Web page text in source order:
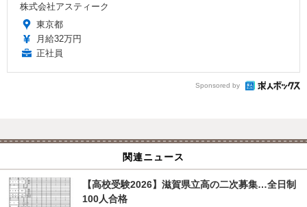
株式会社アスティーク
東京都
月給32万円
正社員
Sponsored by
関連ニュース
【高校受験2026】滋賀県立高の二次募集…全日制
100人合格